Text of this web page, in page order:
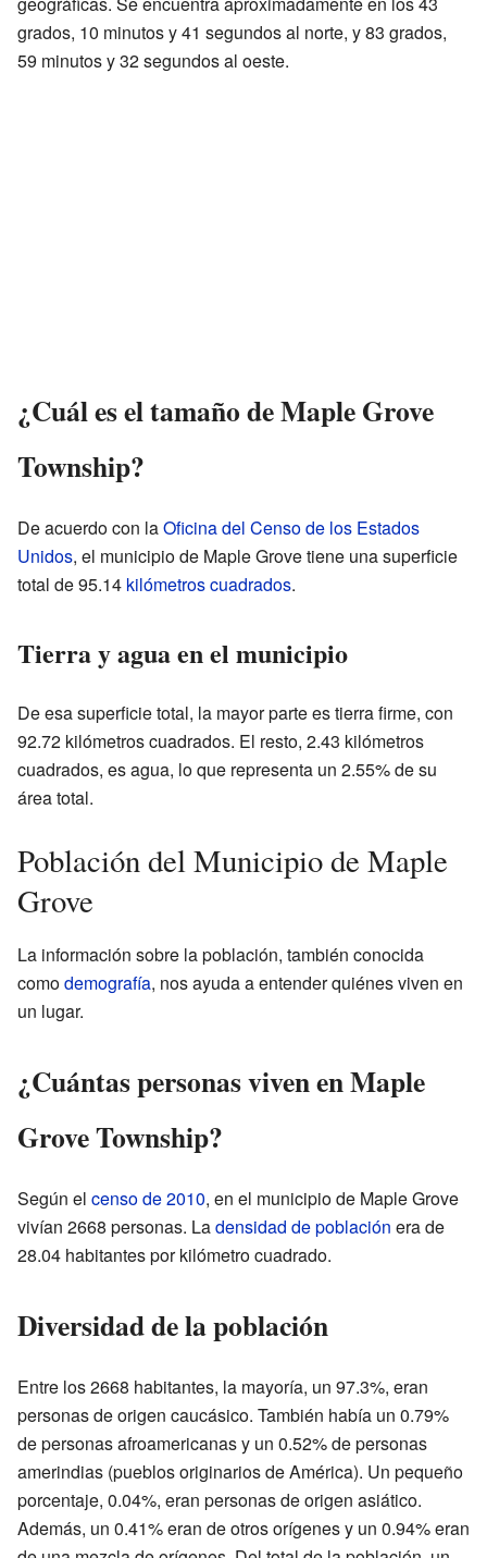
grados, 10 minutos y 41 segundos al norte, y 83 grados,
59 minutos y 32 segundos al oeste.
¿Cuál es el tamaño de Maple Grove
Township?
De acuerdo con laOficina del Censo de los Estados
Unidos, el municipio de Maple Grove tiene una superficie
total de 95.14 kilómetros cuadrados.
Tierra y agua en el municipio
De esa superficie total, la mayor parte es tierra firme, con
92.72 kilómetros cuadrados. El resto, 2.43 kilómetros
cuadrados, es agua, lo que representa un 2.55% de su
área total.
Población del Municipio de Maple
Grove
La información sobre la población, también conocida
comodemografía, nos ayuda a entender quiénes viven en
un lugar.
¿Cuántas personas viven en Maple
Grove Township?
Según el censo de 2010, en el municipio de Maple Grove
vivían 2668 personas. Ladensidad de población era de
28.04 habitantes por kilómetro cuadrado.
Diversidad de la población
Entre los 2668 habitantes, la mayoría, un 97.3%, eran
personas de origen caucásico. También había un 0.79%
de personas afroamericanas y un 0.52% de personas
amerindias (pueblos originarios de América). Un pequeño
porcentaje, 0.04%, eran personas de origen asiático.
Además, un 0.41% eran de otros orígenes y un 0.94% eran